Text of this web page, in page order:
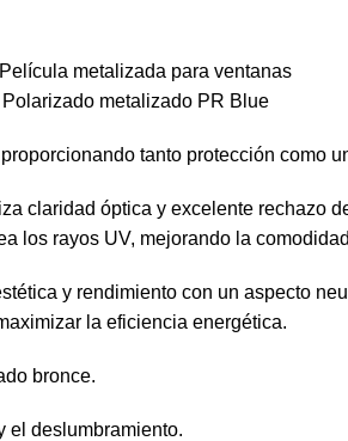
Polarizado metalizado PR Blue
tanto protección como
claridad óptica y excelente rechazo
los rayos UV, mejorando la
y rendimiento con un aspecto
la eficiencia energética.
bronce.
el deslumbramiento.